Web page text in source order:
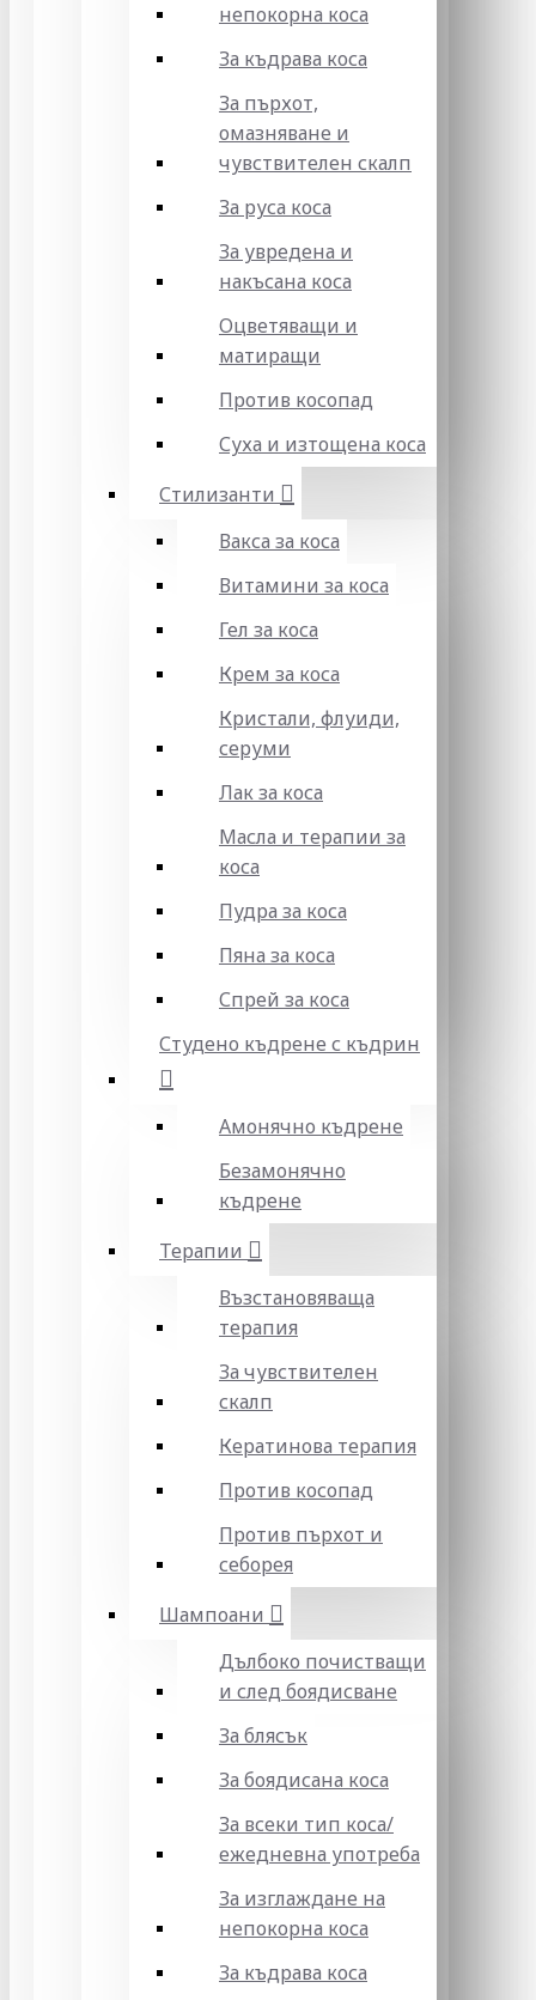
непокорна коса
За къдрава коса
За пърхот,
омазняване и
чувствителен скалп
За руса коса
За увредена и
накъсана коса
Оцветяващи и
матиращи
Против косопад
Суха и изтощена коса
Стилизанти
Вакса за коса
Витамини за коса
Гел за коса
Крем за коса
Кристали, флуиди,
серуми
Лак за коса
Масла и терапии за
коса
Пудра за коса
Пяна за коса
Спрей за коса
Студено къдрене с къдрин
Амонячно къдрене
Безамонячно
къдрене
Терапии
Възстановяваща
терапия
За чувствителен
скалп
Кератинова терапия
Против косопад
Против пърхот и
себорея
Шампоани
Дълбоко почистващи
и след боядисване
За блясък
За боядисана коса
За всеки тип коса/
ежедневна употреба
За изглаждане на
непокорна коса
За къдрава коса